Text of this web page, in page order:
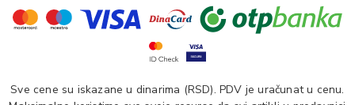
Sve cene su iskazane u dinarima (RSD). PDV je uračunat u cenu.